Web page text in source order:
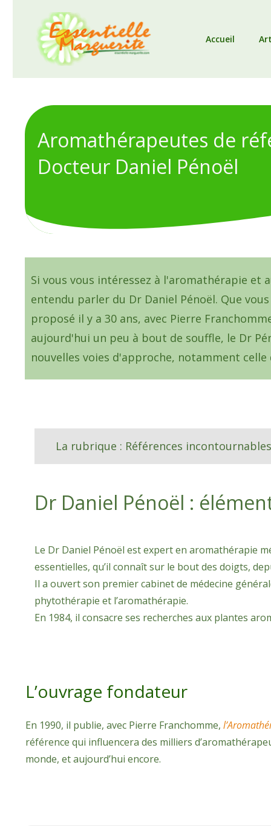
Accueil
Aromathérapeutes de
Docteur Daniel Pénoël
Si vous vous intéressez à l'aromathérapie et
entendu parler du Dr Daniel Pénoël. Que
proposé il y a 30 ans, avec Pierre
aujourd'hui un peu à bout de souffle, le Dr
nouvelles voies d'approche, notamment
La rubrique : Références
Dr Daniel Pénoël :
Le Dr Daniel Pénoël est expert en aromathérapie
essentielles, qu’il connaît sur le bout des doigts,
Il a ouvert son premier cabinet de médecine
phytothérapie et l’aromathérapie.
En 1984, il consacre ses recherches aux plantes
L’ouvrage fondateur
En 1990, il publie, avec Pierre Franchomme,
référence qui influencera des milliers
monde, et aujourd’hui encore.